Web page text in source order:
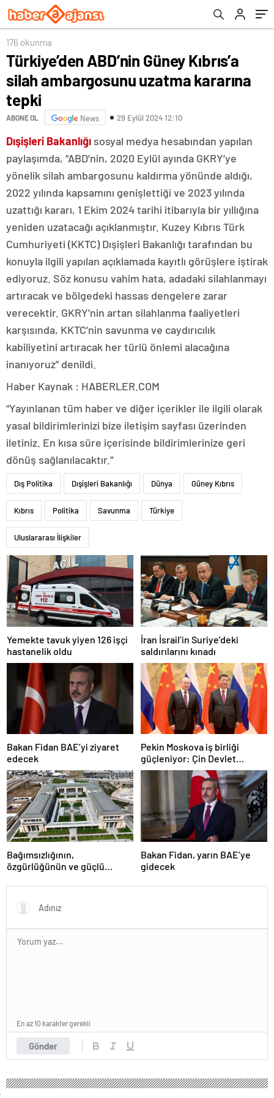
176 okunma
Türkiye’den ABD’nin Güney Kıbrıs’a
silah ambargosunu uzatma kararına
tepki
ABONE OL News 29 Eylül 2024 12:10
Dışişleri Bakanlığı sosyal medya hesabından yapılan
paylaşımda, “ABD’nin, 2020 Eylül ayında GKRY’ye
yönelik silah ambargosunu kaldırma yönünde aldığı,
2022 yılında kapsamını genişlettiği ve 2023 yılında
uzattığı kararı, 1 Ekim 2024 tarihi itibarıyla bir yıllığına
yeniden uzatacağı açıklanmıştır. Kuzey Kıbrıs Türk
Cumhuriyeti (KKTC) Dışişleri Bakanlığı tarafından bu
konuyla ilgili yapılan açıklamada kayıtlı görüşlere iştirak
ediyoruz. Söz konusu vahim hata, adadaki silahlanmayı
artıracak ve bölgedeki hassas dengelere zarar
verecektir. GKRY’nin artan silahlanma faaliyetleri
karşısında, KKTC’nin savunma ve caydırıcılık
kabiliyetini artıracak her türlü önlemi alacağına
inanıyoruz” denildi.
Haber Kaynak : HABERLER.COM
“Yayınlanan tüm haber ve diğer içerikler ile ilgili olarak
yasal bildirimlerinizi bize iletişim sayfası üzerinden
iletiniz. En kısa süre içerisinde bildirimlerinize geri
dönüş sağlanılacaktır.”
Dış Politika Dışişleri Bakanlığı Dünya Güney Kıbrıs
Kıbrıs Politika Savunma Türkiye
Uluslararası İlişkiler
Yemekte tavuk yiyen 126 işçi
hastanelik oldu
İran İsrail’in Suriye’deki
saldırılarını kınadı
Bakan Fidan BAE’yi ziyaret
edecek
Pekin Moskova iş birliği
güçleniyor: Çin Devlet
Başkanı Zafer Günü için
Rusya’da olacak
Bağımsızlığının,
özgürlüğünün ve güçlü
Türkiye’den Yavru Vatan’a dev
eserler…
Bakan Fidan, yarın BAE’ye
gidecek
Gönder
En az 10 karakter gerekli